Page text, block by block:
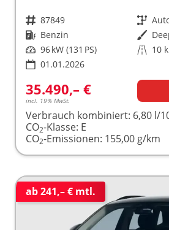
Fahrzeugnr. 87849 Getriebe
Kraftstoff Benzin Außenfarbe
Leistung 96 kW (131 PS) Kilometerstand 10
01.01.2026
35.490,– €
incl. 19% MwSt.
Verbrauch kombiniert: 6,80 l/
CO2-Klasse: E
CO2-Emissionen: 155,00 g/km
ab 241,– € mtl.